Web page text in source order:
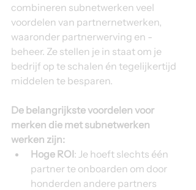
combineren subnetwerken veel
voordelen van partnernetwerken,
waaronder partnerwerving en -
beheer. Ze stellen je in staat om je
bedrijf op te schalen én tegelijkertijd
middelen te besparen.
De belangrijkste voordelen voor
merken die met subnetwerken
werken zijn:
Hoge ROI: Je hoeft slechts één
partner te onboarden om door
honderden andere partners